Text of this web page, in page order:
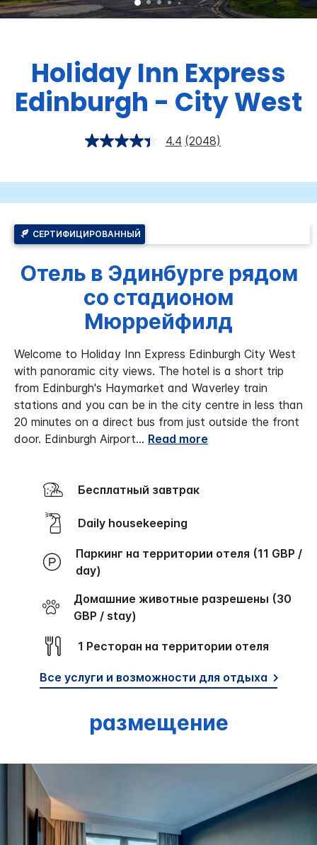
Holiday Inn Express
Edinburgh - City West
4.4 (2048)
СЕРТИФИЦИРОВАННЫЙ
Отель в Эдинбурге рядом
со стадионом
Мюррейфилд
Welcome to Holiday Inn Express Edinburgh City West
with panoramic city views. The hotel is a short trip
from Edinburgh's Haymarket and Waverley train
stations and you can be in the city centre in less than
20 minutes on a direct bus from just outside the front
door. Edinburgh Airport... Read more
Бесплатный завтрак
Daily housekeeping
Паркинг на территории отеля (11 GBP /
day)
Домашние животные разрешены (30
GBP / stay)
1 Ресторан на территории отеля
Все услуги и возможности для отдыха
размещение